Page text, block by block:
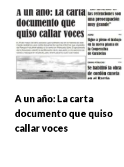
A un año: La carta
documento que quiso
callar voces